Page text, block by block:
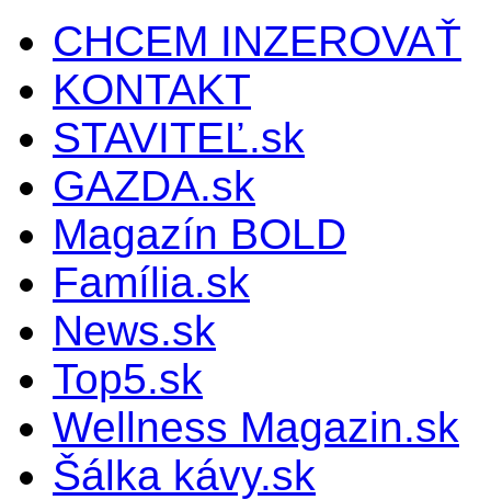
CHCEM INZEROVAŤ
KONTAKT
STAVITEĽ.sk
GAZDA.sk
Magazín BOLD
Família.sk
News.sk
Top5.sk
Wellness Magazin.sk
Šálka kávy.sk